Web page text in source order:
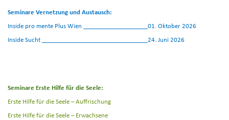
Seminare Vernetzung und Austausch:
Inside pro mente Plus Wien 01. Oktober 2026
Inside Sucht 24. Juni 2026
Seminare Erste Hilfe für die Seele:
Erste Hilfe für die Seele – Auffrischung
Erste Hilfe für die Seele – Erwachsene